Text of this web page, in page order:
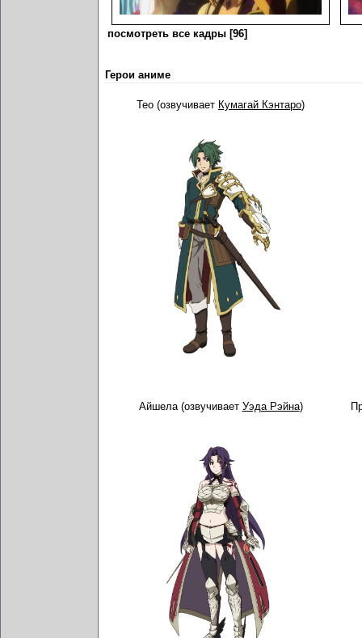
посмотреть все кадры [96]
Герои аниме
Тео (озвучивает Кумагай Кэнтаро)
Айшела (озвучивает Уэда Рэйна)